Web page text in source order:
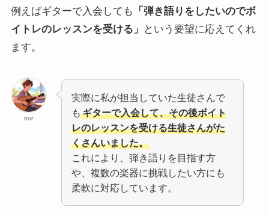
例えばギターで入会しても
「弾き語りをしたいのでボ
イトレのレッスンを受ける」
という要望に応えてくれ
ます。
nor
実際に私が担当していた生徒さんで
もギターで入会して、その後ボイト
レのレッスンを受ける生徒さんがた
くさんいました。
これにより、弾き語りを目指す方
や、複数の楽器に挑戦したい方にも
柔軟に対応しています。